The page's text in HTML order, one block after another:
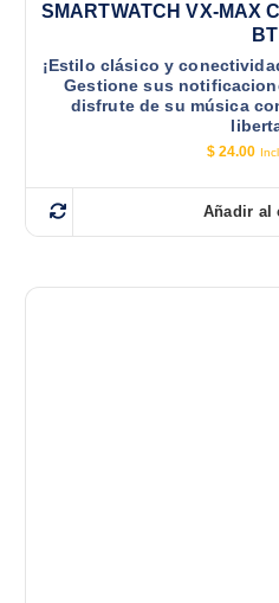
SMARTWATCH VX-MAX
BT
¡Estilo clásico y
Gestione sus
disfrute de su música
$24.00
Añadir al